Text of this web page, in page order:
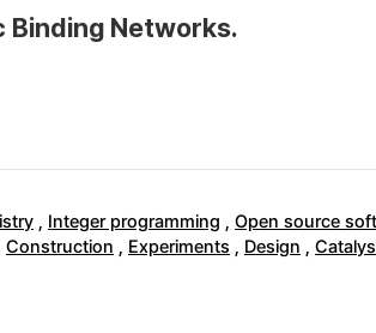
Binding Networks.
, Integer programming , Open source
Construction , Experiments , Design ,